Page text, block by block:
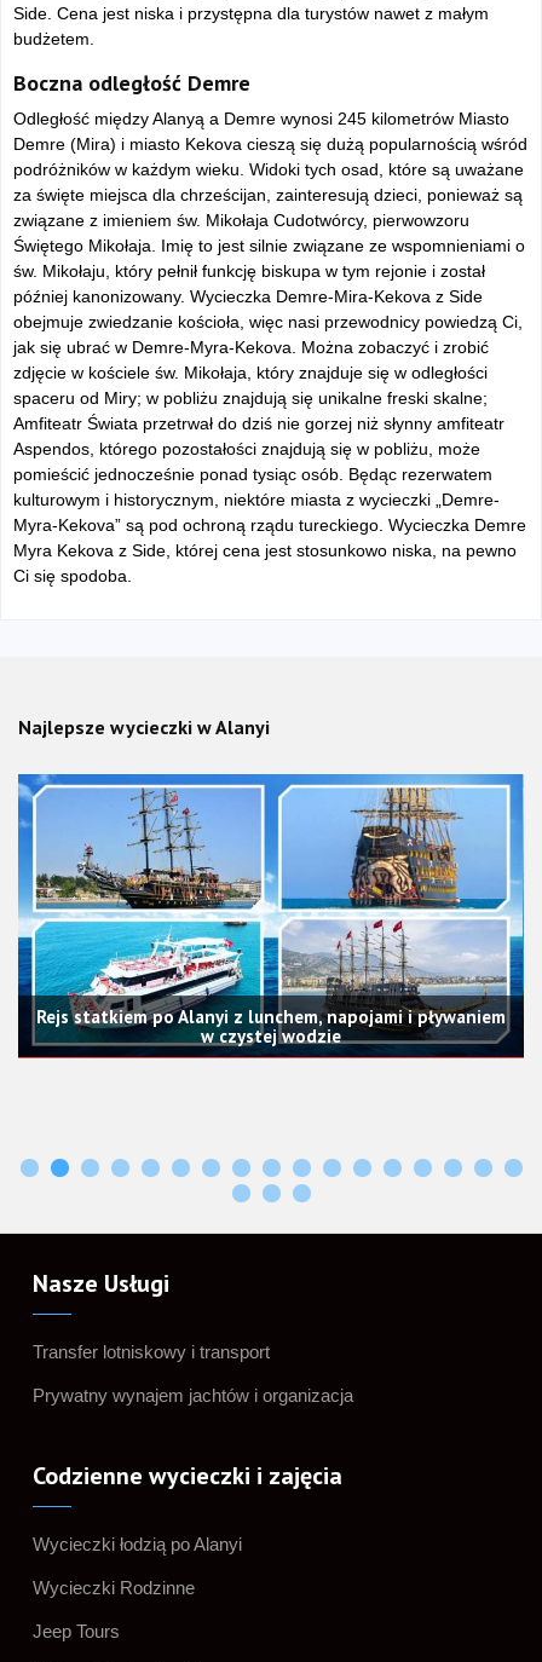
Side. Cena jest niska i przystępna dla turystów nawet z małym
budżetem.
Boczna odległość Demre
Odległość między Alanyą a Demre wynosi 245 kilometrów Miasto
Demre (Mira) i miasto Kekova cieszą się dużą popularnością wśród
podróżników w każdym wieku. Widoki tych osad, które są uważane
za święte miejsca dla chrześcijan, zainteresują dzieci, ponieważ są
związane z imieniem św. Mikołaja Cudotwórcy, pierwowzoru
Świętego Mikołaja. Imię to jest silnie związane ze wspomnieniami o
św. Mikołaju, który pełnił funkcję biskupa w tym rejonie i został
później kanonizowany. Wycieczka Demre-Mira-Kekova z Side
obejmuje zwiedzanie kościoła, więc nasi przewodnicy powiedzą Ci,
jak się ubrać w Demre-Myra-Kekova. Można zobaczyć i zrobić
zdjęcie w kościele św. Mikołaja, który znajduje się w odległości
spaceru od Miry; w pobliżu znajdują się unikalne freski skalne;
Amfiteatr Świata przetrwał do dziś nie gorzej niż słynny amfiteatr
Aspendos, którego pozostałości znajdują się w pobliżu, może
pomieścić jednocześnie ponad tysiąc osób. Będąc rezerwatem
kulturowym i historycznym, niektóre miasta z wycieczki „Demre-
Myra-Kekova” są pod ochroną rządu tureckiego. Wycieczka Demre
Myra Kekova z Side, której cena jest stosunkowo niska, na pewno
Ci się spodoba.
Najlepsze wycieczki w Alanyi
Nasze Usługi
Transfer lotniskowy i transport
Prywatny wynajem jachtów i organizacja
Codzienne wycieczki i zajęcia
Wycieczki łodzią po Alanyi
Wycieczki Rodzinne
Jeep Tours